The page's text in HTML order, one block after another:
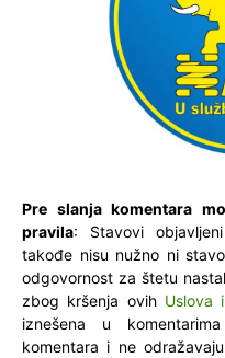
Pre slanja komentara
pravila: Stavovi
takođe nisu nužno ni
odgovornost za štetu
zbog kršenja ovih Uslova
iznešena u
komentara i ne